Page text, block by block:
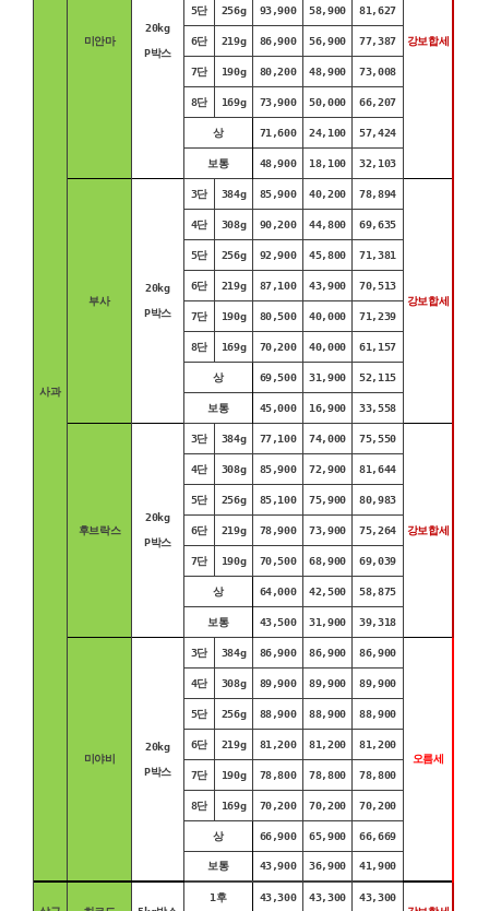
사과
미안마
20kg
P박스
강보합세
5단 256g 93,900 58,900 81,627
6단 219g 86,900 56,900 77,387
7단 190g 80,200 48,900 73,008
8단 169g 73,900 50,000 66,207
상 71,600 24,100 57,424
보통 48,900 18,100 32,103
부사
20kg
P박스
3단 384g 85,900 40,200 78,894
강보합세
4단 308g 90,200 44,800 69,635
5단 256g 92,900 45,800 71,381
6단 219g 87,100 43,900 70,513
7단 190g 80,500 40,000 71,239
8단 169g 70,200 40,000 61,157
상 69,500 31,900 52,115
보통 45,000 16,900 33,558
후브락스
20kg
P박스
3단 384g 77,100 74,000 75,550
강보합세
4단 308g 85,900 72,900 81,644
5단 256g 85,100 75,900 80,983
6단 219g 78,900 73,900 75,264
7단 190g 70,500 68,900 69,039
상 64,000 42,500 58,875
보통 43,500 31,900 39,318
미야비
20kg
P박스
3단 384g 86,900 86,900 86,900
오름세
4단 308g 89,900 89,900 89,900
5단 256g 88,900 88,900 88,900
6단 219g 81,200 81,200 81,200
7단 190g 78,800 78,800 78,800
8단 169g 70,200 70,200 70,200
상 66,900 65,900 66,669
보통 43,900 36,900 41,900
1후 43,300 43,300
43,300